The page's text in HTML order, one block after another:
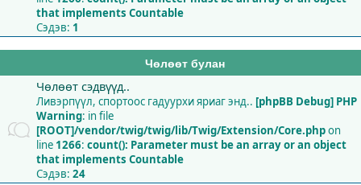
that implements Countable
Сэдэв: 1
Чөлөөт булан
Чөлөөт сэдвүүд..
Ливэрпүүл, спортоос гадуурхи яриаг энд.. [phpBB Debug] PHP
Warning: in file
[ROOT]/vendor/twig/twig/lib/Twig/Extension/Core.phpon
line 1266: count(): Parameter must be an array or an object
that implements Countable
Сэдэв: 24